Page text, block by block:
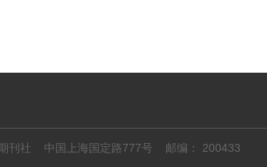
期刊社 中国上海国定路777号 邮编： 200433